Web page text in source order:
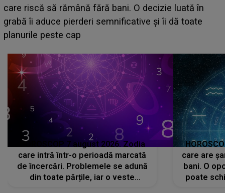
acum! În fața Alexandrei, concurentul din Casa Iubirii
face o MĂRTURISIRE NEAȘTEPTATĂ despre mama
sa: "I-am spus și ei în față, eu nu te iubesc pentru
HOROSCOP 7 august 2026. Zodia
care intră într-o perioadă marcată
de încercări. Problemele se adună
din toate părțile, iar o veste
care are
bani. O
poate